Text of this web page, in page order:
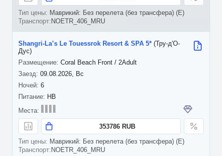
Маврикий: Без перелета (без трансфера) (E)
NOETR_406_MRU
09.08.2026, Вс
6
Shangri-La’s Le Touessrok Resort & SPA 5* (Тру-д'О-
Дус)
Coral Beach Front / 2Adult
HB
353786 RUB
Маврикий: Без перелета (без трансфера) (E)
NOETR_406_MRU